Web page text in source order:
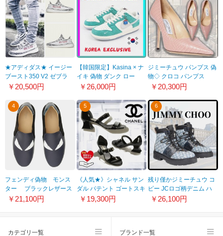
★アディダス★ イージー
ブースト350 V2 ゼブラ
1106a4
￥20,500円
【韓国限定】Kasina × ナ
イキ 偽物 ダンク ロー
『KOREA EXCLUSIVE』
￥26,000円
ジミーチュウ パンプス 偽
物◇ クロコ パンプス
LOVE 100 ピンク
￥20,300円
4
フェンディ偽物 モンス
ター ブラックレザース
ニーカー 7E1152 A34B
￥21,100円
5
《人気★》シャネル サン
ダル パテント ゴートスキ
ン sandals G39050
￥19,300円
6
残り僅かジミーチュウ コ
ピー JCロゴ柄デニム ハ
イキングブーツ
￥26,100円
カテゴリ一覧 ブランド一覧